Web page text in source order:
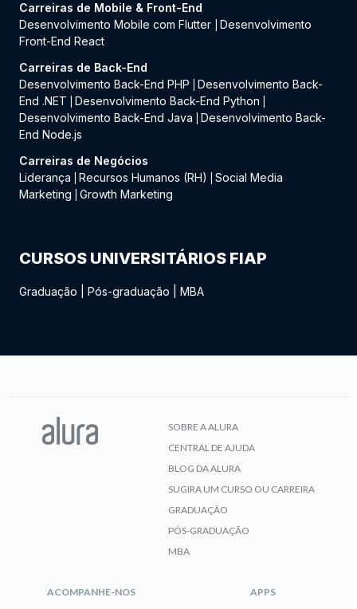
Carreiras de Mobile & Front-End
Desenvolvimento Mobile com Flutter
Desenvolvimento
Front-End React
Carreiras de Back-End
Desenvolvimento Back-End PHP
Desenvolvimento Back-
End .NET
Desenvolvimento Back-End Python
Desenvolvimento Back-End Java
Desenvolvimento Back-
End Node.js
Carreiras de Negócios
Liderança
Recursos Humanos (RH)
Social Media
Marketing
Growth Marketing
CURSOS UNIVERSITÁRIOS FIAP
Graduação Pós-graduação MBA
SOBRE A ALURA
CENTRAL DE AJUDA
BLOG DA ALURA
SUGIRA UM CURSO OU CARREIRA
GRADUAÇÃO
PÓS-GRADUAÇÃO
MBA
ACOMPANHE-NOS APPS